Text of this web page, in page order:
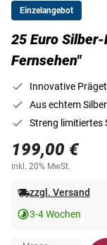
Einzelangebot
25 Euro
Fernsehen"
Innovative
Aus echtem
Streng limitiertes
199,00 €
inkl. 20% MwSt.
zzgl. Versand
3-4 Wochen